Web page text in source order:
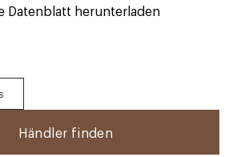
Datenblatt herunterladen
Händler finden